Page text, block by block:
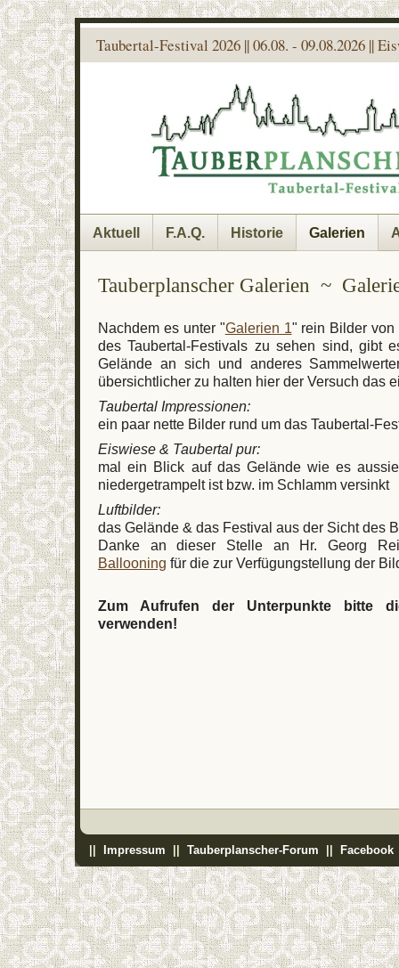
Taubertal-Festival 2026 || 06.08. - 09.08.2026 ||
Aktuell F.A.Q. Historie Galerien
Tauberplanscher Galerien ~
Nachdem es unter "Galerien 1" rein Bilder von
des Taubertal-Festivals zu sehen sind, gibt
Gelände an sich und anderes
übersichtlicher zu halten hier der Versuch das
Taubertal Impressionen:
ein paar nette Bilder rund um das Taubertal-
Eiswiese & Taubertal pur:
mal ein Blick auf das Gelände wie es
niedergetrampelt ist bzw. im Schlamm versinkt
Luftbilder:
das Gelände & das Festival aus der Sicht des
Danke an dieser Stelle an Hr. Georg
Ballooning für die zur Verfügungstellung der
Zum Aufrufen der Unterpunkte bitte
verwenden!
|| Impressum || Tauberplanscher-Forum || Facebook